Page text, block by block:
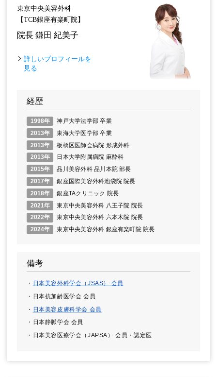
東京中央美容外科
【TCB銀座有楽町院】
院長 鎌田 紀美子
詳しいプロフィールを
見る
経歴
1998年
神戸大学法学部 卒業
2013年
東海大学医学部 卒業
2013年
板橋区医師会病院 形成外科
2013年
日本大学附属病院 麻酔科
2015年
品川美容外科 品川本院 部長
2017年
銀座国際美容外科池袋院 院長
2018年
銀座TAクリニック 院長
2021年
東京中央美容外科 八王子院 院長
2022年
東京中央美容外科 六本木院 院長
2024年
東京中央美容外科 銀座有楽町院 院長
備考
日本美容外科学会（JSAS） 会員
日本抗加齢医学会 会員
日本美容皮膚科学会 会員
日本静脈学会 会員
日本美容医療学会（JAPSA） 会員・認定医